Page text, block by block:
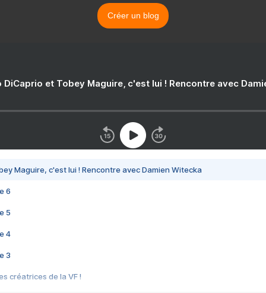
Créer un blog
DiCaprio et Tobey Maguire, c'est lui ! Rencontre avec
Maguire, c'est lui ! Rencontre avec Damien Witecka
6
5
4
3
créatrices de la VF !